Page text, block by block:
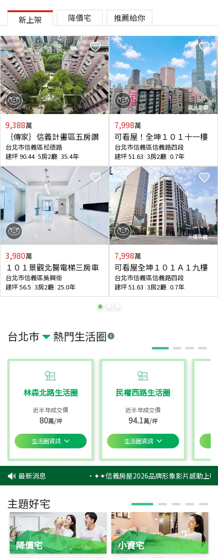
台北市 熱門生活圈
林森北路生活圈
近半年成交價
80萬/坪
生活圈資訊
民權西路生活圈
近半年成交價
94.1萬/坪
生活圈資訊
新上架 降價宅 推薦給你
9,388萬
｛傳家｝信義計畫區五房讚
台北市信義區松德路
建坪90.44 5房2廳 35.4年
3,980萬
１０１景觀北醫電梯三房車
台北市信義區吳興街
建坪56.5 3房2廳 25.0年
7,998萬
可看屋！全坤１０１十一樓
台北市信義區信義路四段
建坪51.63 3房2廳 0.7年
7,998萬
可看屋全坤１０１Ａ１九樓
台北市信義區信義路四段
建坪51.63 3房2廳 0.7年
最新消息 ‧✦✦信義房屋2026品牌形象影片感動上
主題好宅
降價宅 小資宅